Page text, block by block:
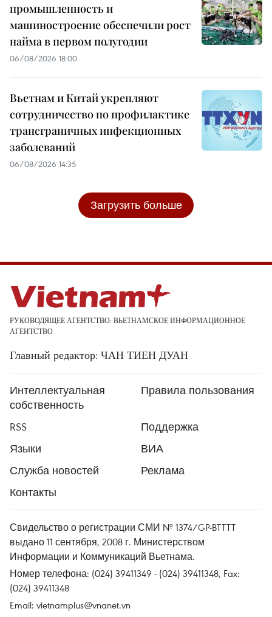
промышленность и
машиностроение обеспечили рост
найма в первом полугодии
06/08/2026 18:00
Вьетнам и Китай укрепляют
сотрудничество по профилактике
трансграничных инфекционных
заболеваний
06/08/2026 14:35
Загрузить больше
РУКОВОДЯЩЕЕ АГЕНТСТВО: ВЬЕТНАМСКОЕ ИНФОРМАЦИОННОЕ
АГЕНТСТВО
Главный редактор: ЧАН ТИЕН ДУАН
Интеллектуальная
собственность
Правила пользования
RSS
Поддержка
Языки
ВИА
Служба новостей
Реклама
Контакты
Свидельство о регистрации СМИ № 1374/GP-BTTTT
выдано 11 сентября, 2008 г. Министерством
Информации и Коммуникаций Вьетнама.
Номер телефона: (024) 39411349 - (024) 39411348, Fax:
(024) 39411348
Email: vietnamplus@vnanet.vn